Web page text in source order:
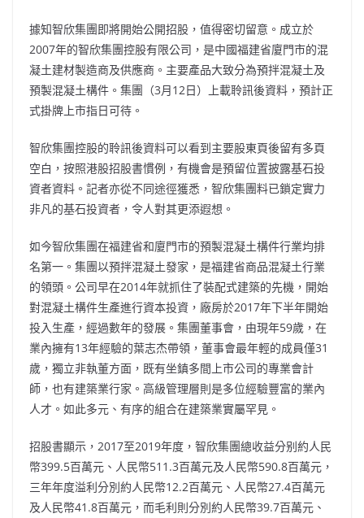
據知智欣集團即將開始公開招股，值得密切留意。成立於
2007年的智欣集團控股有限公司，是中國福建省廈門市的混
凝土建材製造商及供應商。主要產品大致分為預拌混凝土及
預製混凝土構件。集團（3月12日）上載聆訊後資料，預計正
式掛牌上市指日可待。
智欣集團控股的聆訊後資料可以看到主要股東頁後留有多頁
空白，按照港股招股書慣例，有機會是預留位置披露基石投
資者資料。記者亦從不同途徑獲悉，智欣集團料已鎖定實力
非凡的基石投資者，令人對其更添遐想。
如今智欣集團在福建省和廈門市的預製混凝土構件行業均排
名第一。集團以預拌混凝土發家，是福建省商品混凝土行業
的領頭。公司早在2014年就抓住了裝配式建築的先機，開始
對混凝土構件生產進行資本投資，廠房於2017年下半年開始
投入生產，經過數年的發展。集團董事會，由現年59歲，在
業內擁有13年經驗的葉志杰帶領，董事會最年輕的成員僅31
歲，獨立非執董方面，既有坐鎮多間上市公司的專業會計
師，也有建築業行家。高級管理層則是多位經驗豐富的業內
人才。如此多元、有序的組合在建築業實屬罕見。
招股書顯示，2017至2019年度，智欣集團總收益分别約人民
幣399.5百萬元、人民幣511.3百萬元及人民幣590.8百萬元，
三年年度溢利分別約人民幣12.2百萬元、人民幣27.4百萬元
及人民幣41.8百萬元，而毛利則分別約人民幣39.7百萬元、